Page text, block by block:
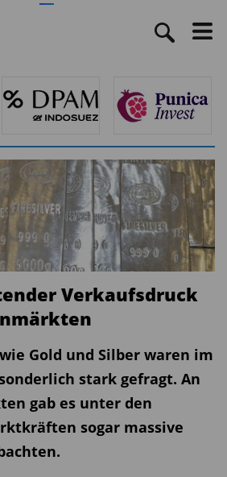
Verkaufsdruck
Gold und Silber waren im
stark gefragt. An
gab es unter den
sogar massive